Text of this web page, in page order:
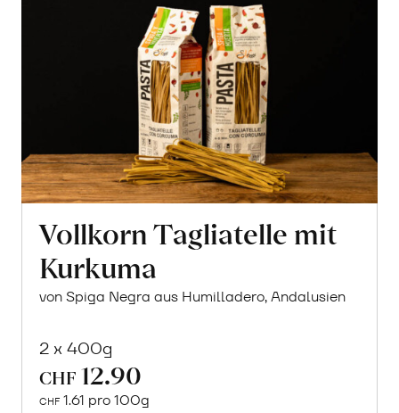
Vollkorn Tagliatelle mit
Kurkuma
von Spiga Negra aus Humilladero, Andalusien
2 x 400g
CHF 12.90
CHF 1.61 pro 100g